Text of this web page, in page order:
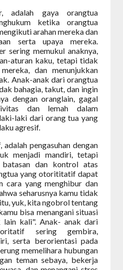
adalah gaya orangtua
ketika orangtua
arahan mereka dan
serta upaya mereka.
sering memukul anaknya,
aturan kaku, tetapi tidak
dan menunjukkan
Anak-anak dari orangtua
bahagia, takut, dan ingin
dengan oranglain, gagal
dan lemah dalam
laki dari orang tua yang
agresif.
pengasuhan dengan
menjadi mandiri, tetapi
batasan dan kontrol atas
yang otorititatif dapat
cara yang menghibur dan
seharusnya kamu tidak
yuk, kita ngobrol tentang
bisa menangani situasi
kali". Anak- anak dari
sering gembira,
serta berorientasi pada
memelihara hubungan
teman sebaya, bekerja